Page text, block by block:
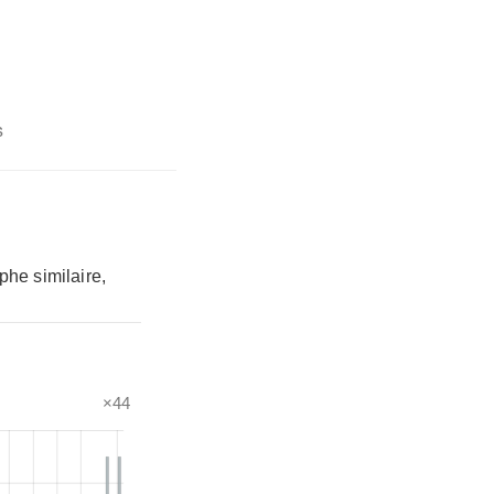
similaire,
×44